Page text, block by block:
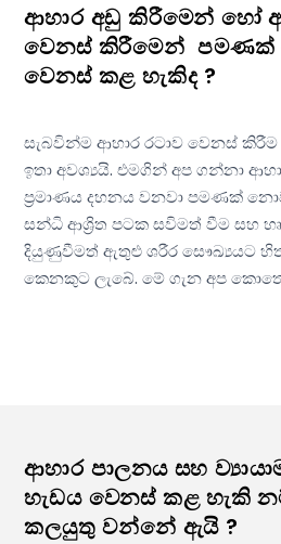
ආහාර අඩු කිරීමෙන් හෝ
වෙනස් කිරීමෙන් පමණක්
වෙනස් කළ හැකිද ?
සැබවින්ම ආහාර රටාව වෙනස් කිරීම
ඉතා අවශ්‍යයි. එමගින් අප ගන්නා
ප්‍රමාණය දහනය වනවා පමණක්
සන්ධි ආශ්‍රිත පටක සවිමත් වීම සහ
දියුණුවීමත් ඇතුළු ශරීර සෞඛ්‍යයට
කෙනකුට ලැබේ. මේ ගැන අප
ආහාර පාලනය සහ
හැඩය වෙනස් කළ හැකි
කලයුතු වන්නේ ඇයි ?